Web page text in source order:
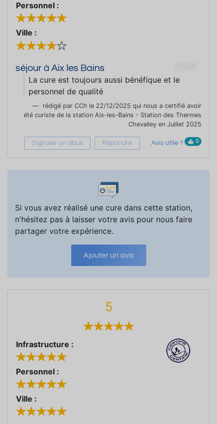
Personnel :
Ville :
séjour à Aix les Bains
La cure est toujours aussi bénéfique et le
personnel de qualité
rédigé par CCh le 22/12/2025 qui nous a certifié avoir
été curiste de la station Aix-les-Bains - Station des Thermes
Chevalley en Juillet 2025
Signaler un abus Répondre Avis utile ? 0
Si vous avez réalisé une cure dans cette station,
n'hésitez pas à laisser votre avis pour nous faire
partager votre expérience.
Ajouter un avis
5
Infrastructure :
Personnel :
Ville :